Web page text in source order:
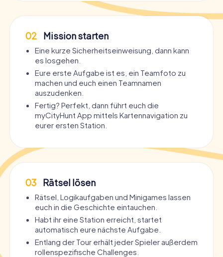
02 Mission starten
Eine kurze Sicherheitseinweisung, dann kann
es losgehen.
Eure erste Aufgabe ist es, ein Teamfoto zu
machen und euch einen Teamnamen
auszudenken.
Fertig? Perfekt, dann führt euch die
myCityHunt App mittels Kartennavigation zu
eurer ersten Station.
03 Rätsel lösen
Rätsel, Logikaufgaben und Minigames lassen
euch in die Geschichte eintauchen.
Habt ihr eine Station erreicht, startet
automatisch eure nächste Aufgabe.
Entlang der Tour erhält jeder Spieler außerdem
rollenspezifische Challenges.